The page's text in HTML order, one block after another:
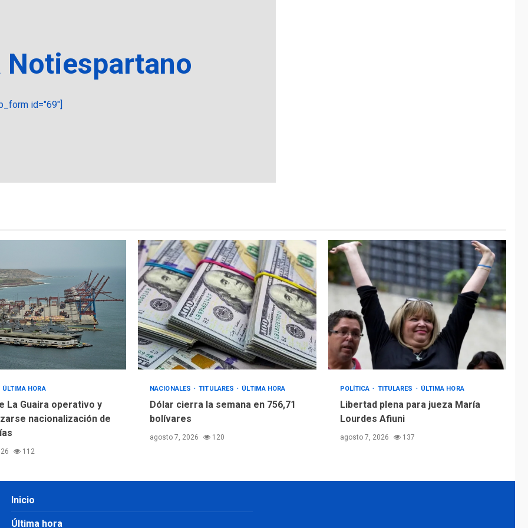
Notiespartano
id="69"]
ÚLTIMA HORA
La Guaira operativo y
nacionalización de
112
NACIONALES TITULARES ÚLTIMA HORA
Dólar cierra la semana en 756,71
bolívares
agosto 7, 2026 120
POLÍTICA TITULARES ÚLTIMA HORA
Libertad plena para jueza María
Lourdes Afiuni
agosto 7, 2026 137
Inicio
Última hora